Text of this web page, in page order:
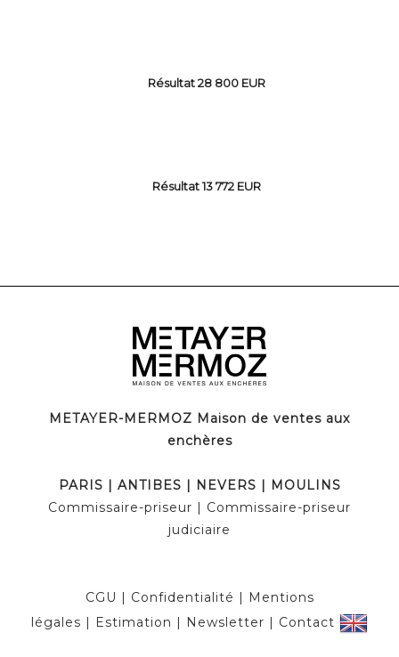
Résultat 28 800 EUR
Résultat 13 772 EUR
METAYER-MERMOZ Maison de ventes aux
enchères
PARIS | ANTIBES | NEVERS | MOULINS
Commissaire-priseur | Commissaire-priseur
judiciaire
CGU | Confidentialité | Mentions
légales | Estimation | Newsletter | Contact